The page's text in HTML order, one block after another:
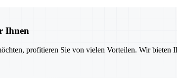
Ihnen
profitieren Sie von vielen Vorteilen. Wir